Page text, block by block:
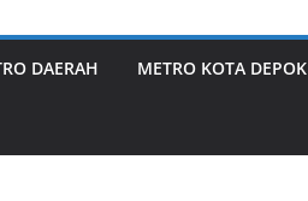
DAERAH METRO KOTA DEPOK